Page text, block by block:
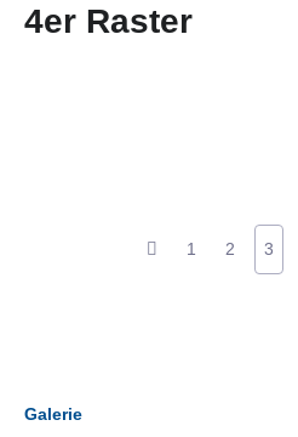
4er Raster
1 2 3
Galerie